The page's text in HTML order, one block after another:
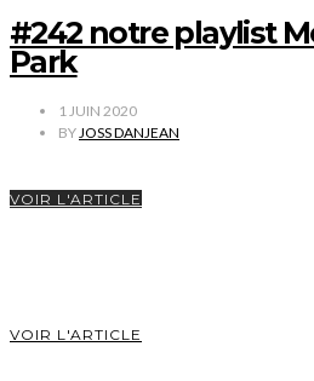
#242 notre playlist
Park
1 JUIN 2020
BYJOSS DANJEAN
VOIR L'ARTICLE
VOIR L'ARTICLE